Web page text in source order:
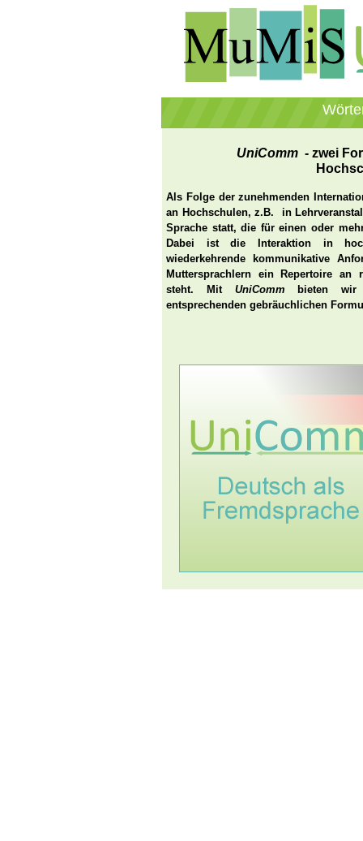
UniComm - zwei
Als Folge der zunehmenden
an Hochschulen, z.B. in
Sprache statt, die für einen oder
Dabei ist die Interaktion in
wiederkehrende kommunikative
Muttersprachlern ein Repertoire an
steht. Mit UniComm
bieten wir
entsprechenden gebräuchlichen